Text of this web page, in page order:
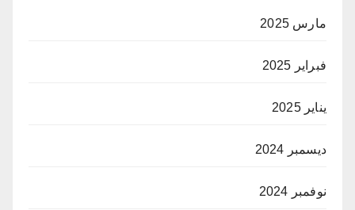
مارس 2025
فبراير 2025
يناير 2025
ديسمبر 2024
نوفمبر 2024